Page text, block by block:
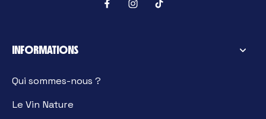
INFORMATIONS
Qui sommes-nous ?
Le Vin Nature